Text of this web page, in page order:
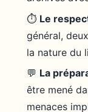
⏱️ Le
général,
la nature du
💬 La
être mené
menaces